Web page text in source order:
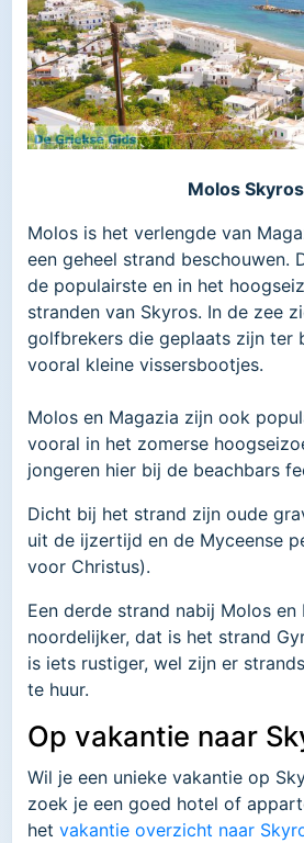
Molos Skyros
Molos is het verlengde van
een geheel strand beschouwen.
de populairste en in het
stranden van Skyros. In de zee
golfbrekers die geplaats zijn ter
vooral kleine vissersbootjes.
Molos en Magazia zijn ook
vooral in het zomerse
jongeren hier bij de beachbars
Dicht bij het strand zijn oude
uit de ijzertijd en de Myceense
voor Christus).
Een derde strand nabij Molos
noordelijker, dat is het strand
is iets rustiger, wel zijn er
te huur.
Op vakantie naar
Wil je een unieke vakantie op
zoek je een goed hotel of
het vakantie overzicht naar